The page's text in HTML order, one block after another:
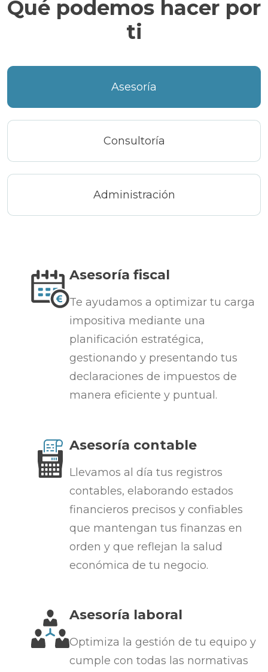
Qué podemos hacer por
ti
Asesoría
Consultoría
Administración
Asesoría fiscal
Te ayudamos a optimizar tu carga
impositiva mediante una
planificación estratégica,
gestionando y presentando tus
declaraciones de impuestos de
manera eficiente y puntual.
Asesoría contable
Llevamos al día tus registros
contables, elaborando estados
financieros precisos y confiables
que mantengan tus finanzas en
orden y que reflejan la salud
económica de tu negocio.
Asesoría laboral
Optimiza la gestión de tu equipo y
cumple con todas las normativas